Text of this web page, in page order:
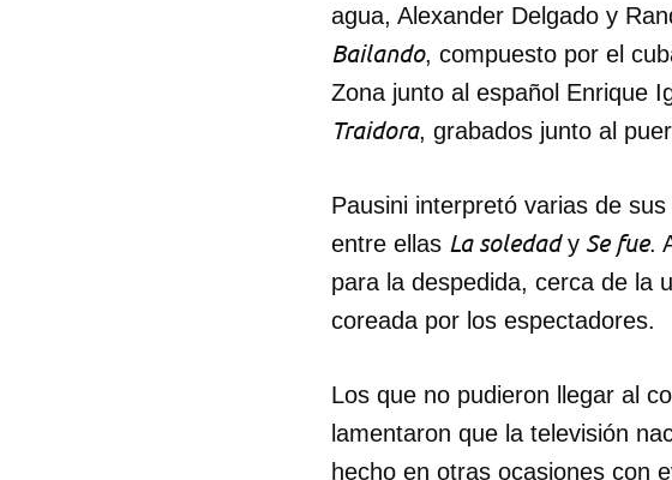
agua, Alexander Delgado y
Bailando, compuesto por el
Zona junto al español Enrique
Traidora, grabados junto al
Pausini interpretó varias de
entre ellas La soledady Se fue.
para la despedida, cerca de la
coreada por los espectadores.
Los que no pudieron llegar al
lamentaron que la televisión
hecho en otras ocasiones con